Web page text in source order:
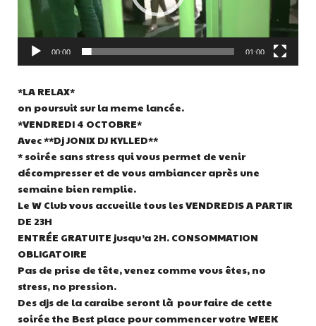
00:00 01:00
*LA RELAX*
on poursuit sur la meme lancée.
*VENDREDI 4 OCTOBRE*
Avec **Dj JONIX DJ KYLLED**
* soirée sans stress qui vous permet de venir
décompresser et de vous ambiancer après une
semaine bien remplie.
Le W Club vous accueille tous les VENDREDIS A PARTIR
DE 23H
ENTRÉE GRATUITE jusqu’a 2H. CONSOMMATION
OBLIGATOIRE
Pas de prise de tête, venez comme vous êtes, no
stress, no pression.
Des djs de la caraibe seront là pour faire de cette
soirée the Best place pour commencer votre WEEK